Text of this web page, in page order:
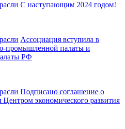
С наступающим 2024 годом!
Ассоциация вступила в
промышленной палаты и
РФ
Подписано соглашение о
экономического развития